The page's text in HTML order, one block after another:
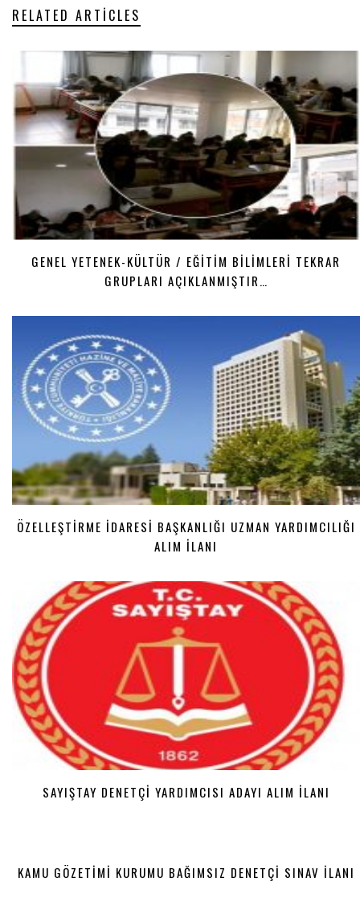
RELATED ARTICLES
GENEL YETENEK-KÜLTÜR / EĞİTİM BİLİMLERİ TEKRAR
GRUPLARI AÇIKLANMIŞTIR…
ÖZELLEŞTİRME İDARESİ BAŞKANLIĞI UZMAN YARDIMCILIĞI
ALIM İLANI
SAYIŞTAY DENETÇI YARDIMCISI ADAYI ALIM İLANI
KAMU GÖZETIMI KURUMU BAĞIMSIZ DENETÇI SINAV İLANI